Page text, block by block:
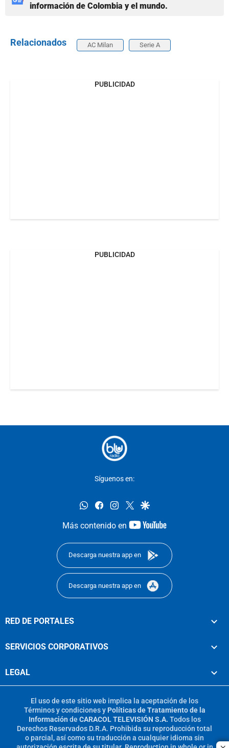
información de Colombia y el mundo.
Relacionados AC Milan Serie A
PUBLICIDAD
PUBLICIDAD
Síguenos en:
whatsappfacebookinstagram
twittergoogle
Más contenido en
youtube-
Descarga nuestra app en
Descarga nuestra app en
RED DE PORTALES
SERVICIOS CORPORATIVOS
LEGAL
El uso de este sitio web implica la aceptación de los
Términos y condicionesy Políticas de Tratamiento de la
Información de CARACOL TELEVISIÓN S.A. Todos los
Derechos Reservados D.R.A. Prohibida su reproducción total
o parcial, así como su traducción a cualquier idioma sin